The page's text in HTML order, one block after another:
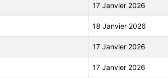
17 Janvier 2026
18 Janvier 2026
17 Janvier 2026
17 Janvier 2026